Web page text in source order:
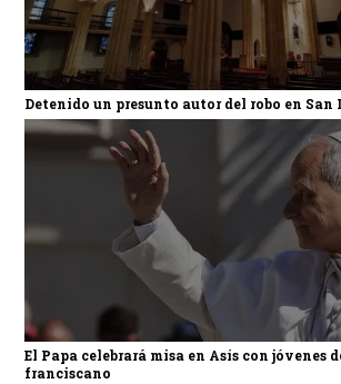
Detenido un presunto autor del robo en
El Papa celebrará misa en Asís con jóvenes
franciscano